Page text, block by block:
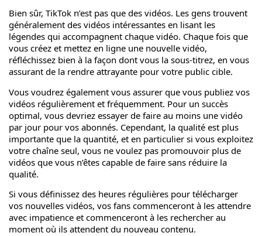
Bien sûr, TikTok n’est pas que des vidéos. Les gens trouvent
généralement des vidéos intéressantes en lisant les
légendes qui accompagnent chaque vidéo. Chaque fois que
vous créez et mettez en ligne une nouvelle vidéo,
réfléchissez bien à la façon dont vous la sous-titrez, en vous
assurant de la rendre attrayante pour votre public cible.
Vous voudrez également vous assurer que vous publiez vos
vidéos régulièrement et fréquemment. Pour un succès
optimal, vous devriez essayer de faire au moins une vidéo
par jour pour vos abonnés. Cependant, la qualité est plus
importante que la quantité, et en particulier si vous exploitez
votre chaîne seul, vous ne voulez pas promouvoir plus de
vidéos que vous n’êtes capable de faire sans réduire la
qualité.
Si vous définissez des heures régulières pour télécharger
vos nouvelles vidéos, vos fans commenceront à les attendre
avec impatience et commenceront à les rechercher au
moment où ils attendent du nouveau contenu.